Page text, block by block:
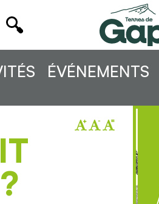
ÉVÉNEMENTS